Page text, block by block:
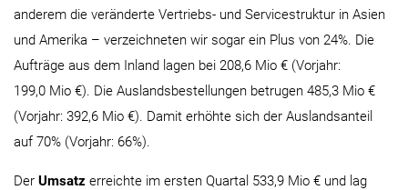
anderem die veränderte Vertriebs- und Servicestruktur in Asien
und Amerika – verzeichneten wir sogar ein Plus von 24%. Die
Aufträge aus dem Inland lagen bei 208,6 Mio € (Vorjahr:
199,0 Mio €). Die Auslandsbestellungen betrugen 485,3 Mio €
(Vorjahr: 392,6 Mio €). Damit erhöhte sich der Auslandsanteil
auf 70% (Vorjahr: 66%).
Der Umsatz erreichte im ersten Quartal 533,9 Mio € und lag